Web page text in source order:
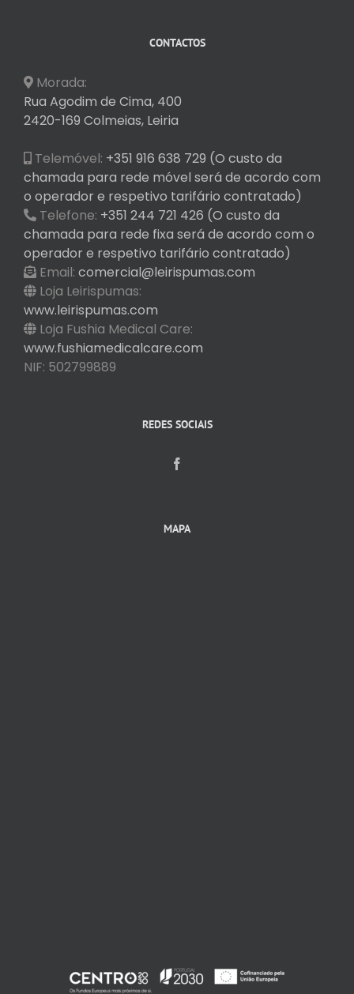
CONTACTOS
Morada:
Rua Agodim de Cima, 400
2420-169 Colmeias, Leiria
Telemóvel: +351 916 638 729 (O custo da
chamada para rede móvel será de acordo com
o operador e respetivo tarifário contratado)
Telefone: +351 244 721 426 (O custo da
chamada para rede fixa será de acordo com o
operador e respetivo tarifário contratado)
Email: comercial@leirispumas.com
Loja Leirispumas:
www.leirispumas.com
Loja Fushia Medical Care:
www.fushiamedicalcare.com
NIF: 502799889
REDES SOCIAIS
MAPA